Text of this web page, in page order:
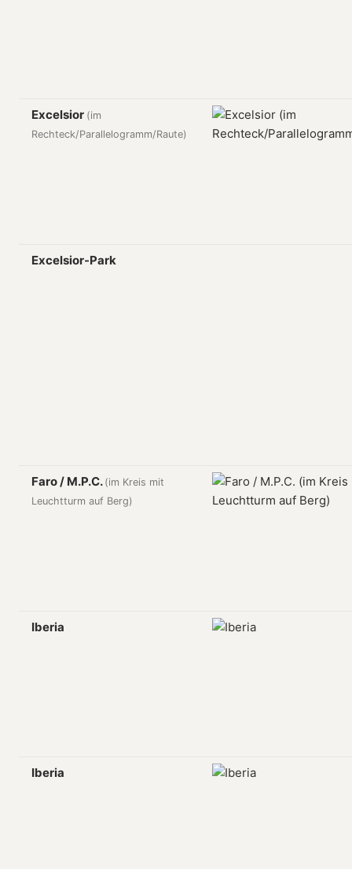
Excelsior (im
Rechteck/Parallelogramm/Raute)
Excelsior-Park
Faro / M.P.C. (im Kreis mit
Leuchtturm auf Berg)
Iberia
Iberia